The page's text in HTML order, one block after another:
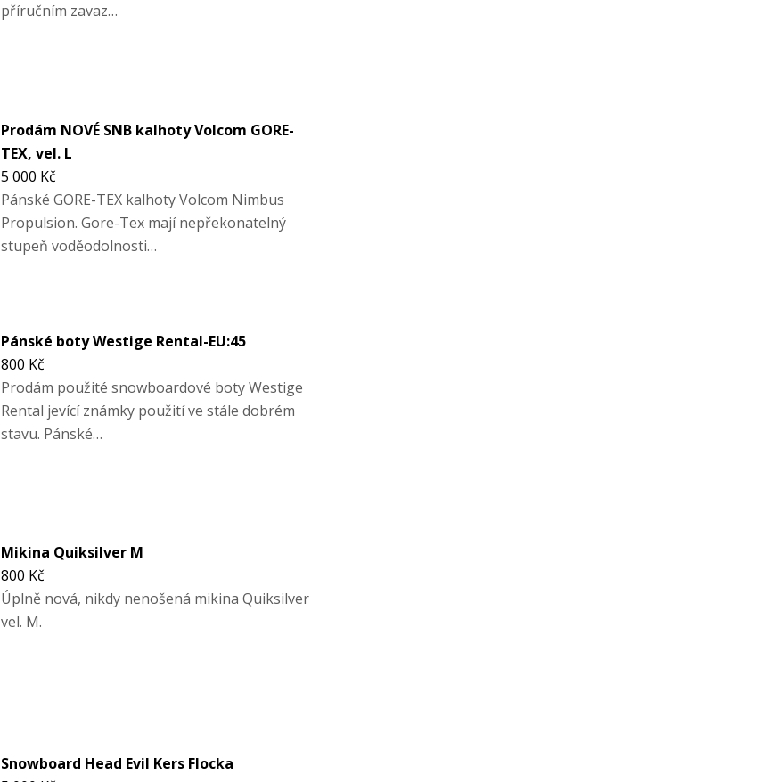
příručním zavaz…
Prodám NOVÉ SNB kalhoty Volcom GORE-
TEX, vel. L
5 000 Kč
Pánské GORE-TEX kalhoty Volcom Nimbus
Propulsion. Gore-Tex mají nepřekonatelný
stupeň voděodolnosti…
Pánské boty Westige Rental-EU:45
800 Kč
Prodám použité snowboardové boty Westige
Rental jevící známky použití ve stále dobrém
stavu. Pánské…
Mikina Quiksilver M
800 Kč
Úplně nová, nikdy nenošená mikina Quiksilver
vel. M.
Snowboard Head Evil Kers Flocka